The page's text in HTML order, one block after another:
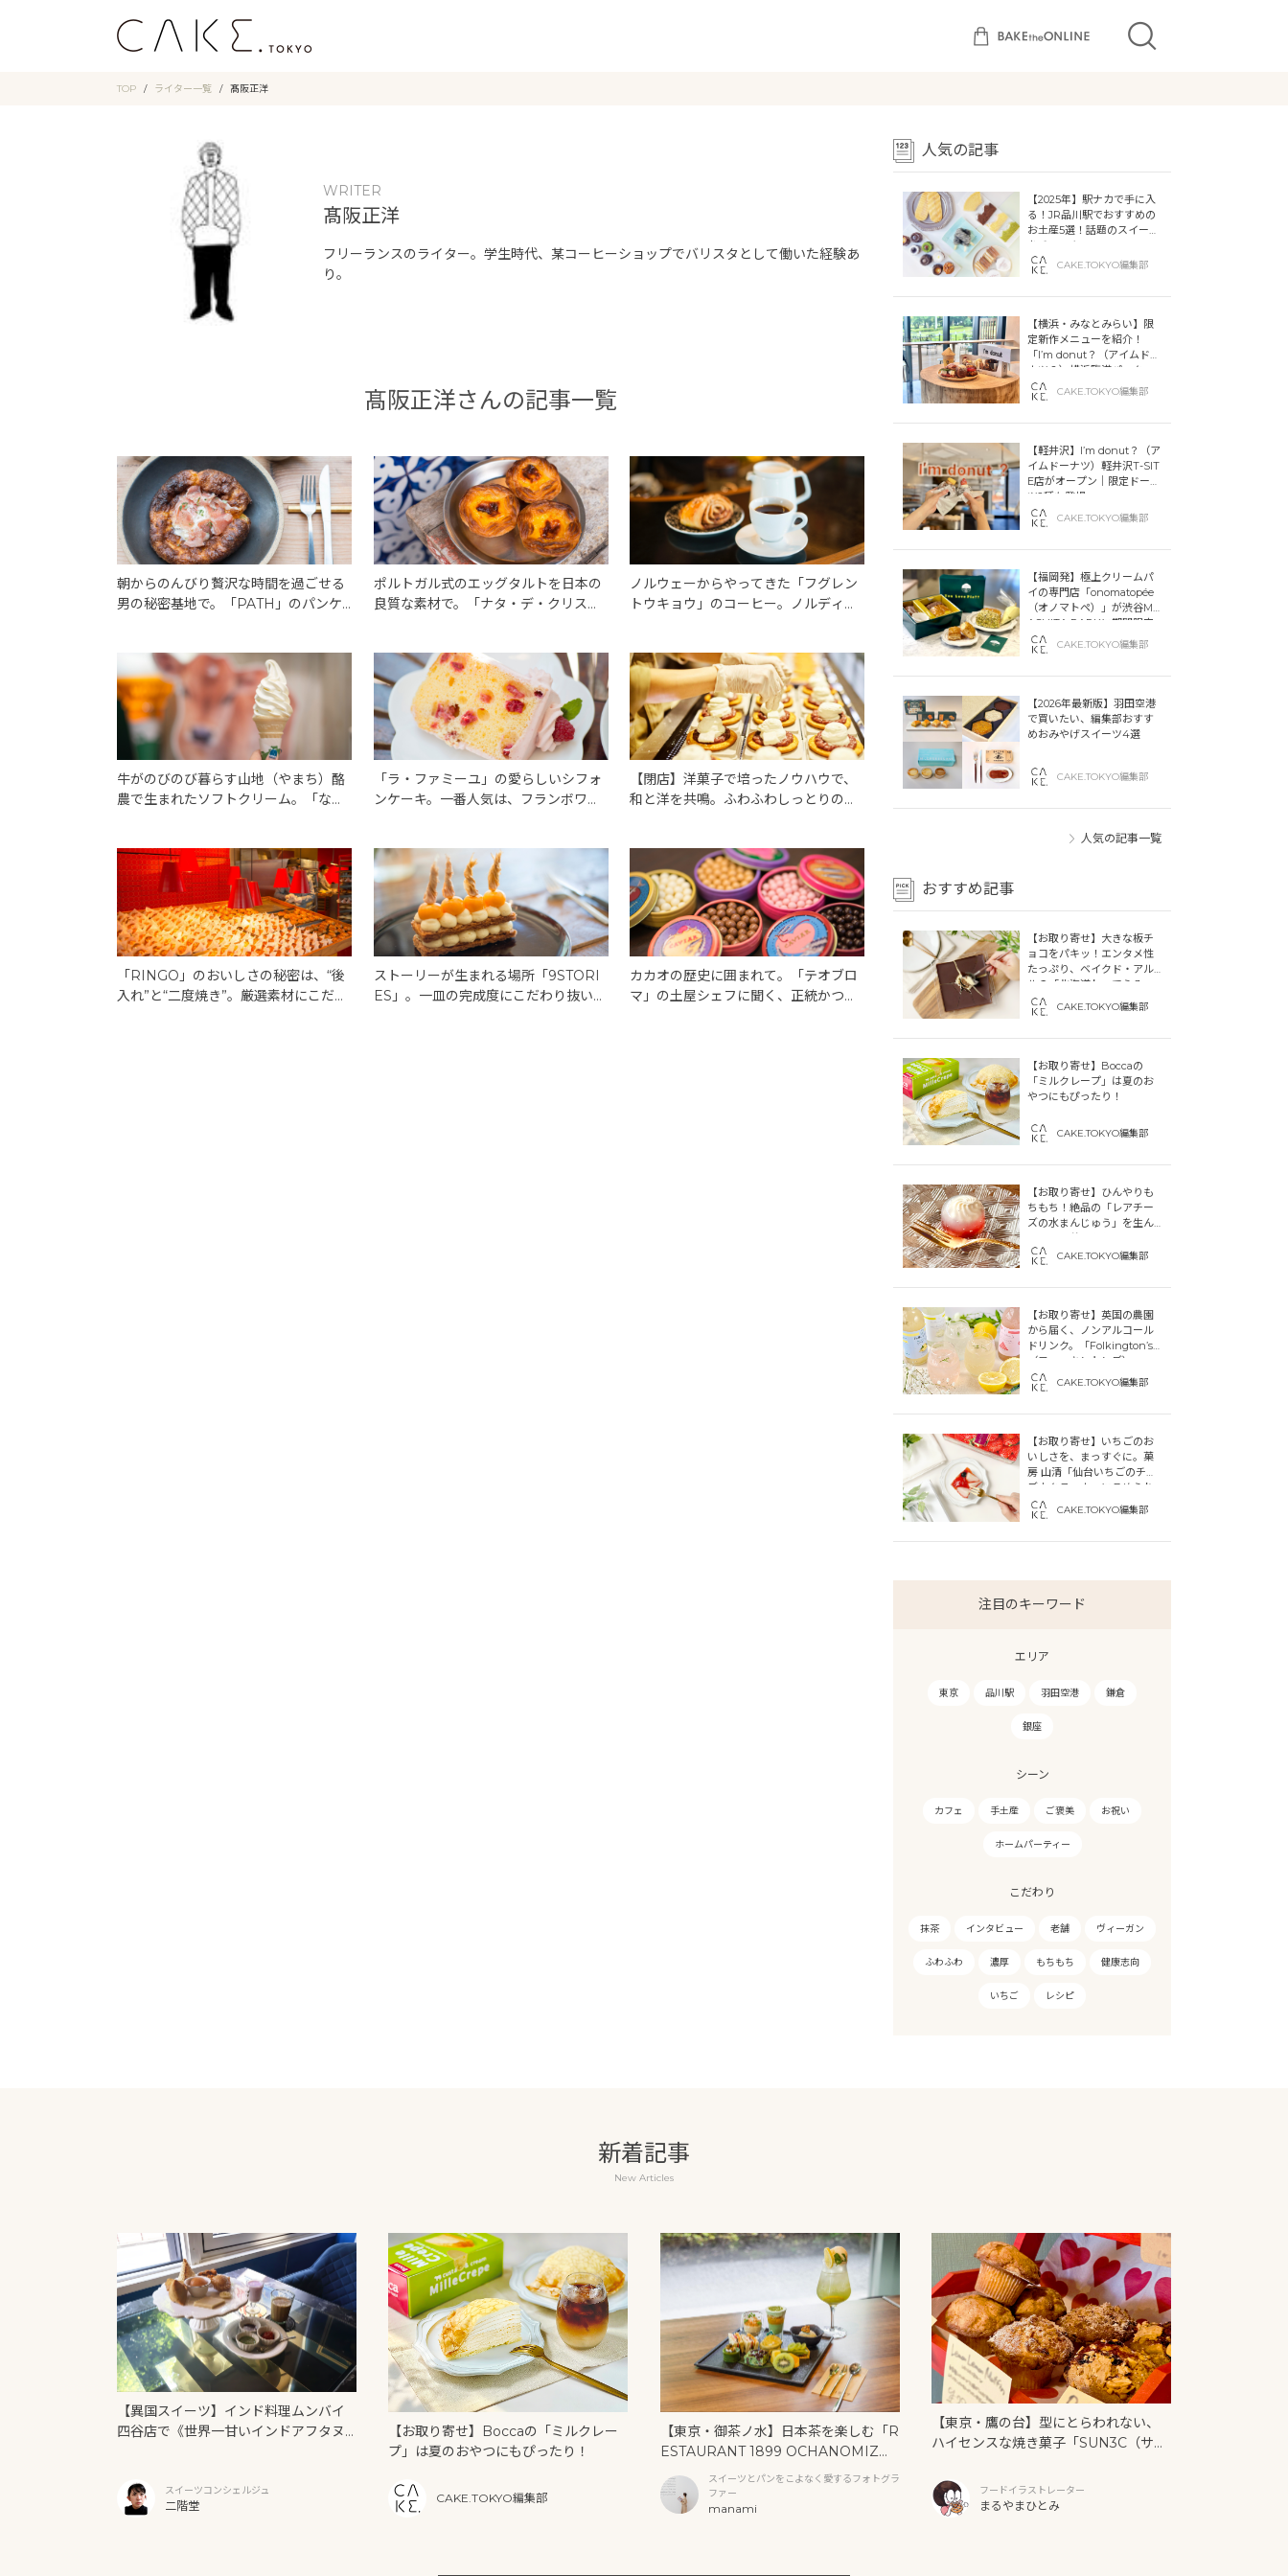
TOP ライター一覧 髙阪正洋
WRITER
髙阪正洋
フリーランスのライター。学生時代、某コーヒーショップでバリスタとして働いた経験あ
り。
髙阪正洋さんの記事一覧
朝からのんびり贅沢な時間を過ごせる
男の秘密基地で。「PATH」のパンケ
ポルトガル式のエッグタルトを日本の
良質な素材で。「ナタ・デ・クリスチ
ノルウェーからやってきた「フグレン
トウキョウ」のコーヒー。ノルディッ
牛がのびのび暮らす山地（やまち）酪
農で生まれたソフトクリーム。「なか
「ラ・ファミーユ」の愛らしいシフォ
ンケーキ。一番人気は、フランボワー
【閉店】洋菓子で培ったノウハウで、
和と洋を共鳴。ふわふわしっとりの新
「RINGO」のおいしさの秘密は、“後
入れ”と“二度焼き”。厳選素材にこだわ
ストーリーが生まれる場所「9STORI
ES」。一皿の完成度にこだわり抜い
カカオの歴史に囲まれて。「テオブロ
マ」の土屋シェフに聞く、正統かつ型
人気の記事
【2025年】駅ナカで手に入
る！JR品川駅でおすすめの
お土産5選！話題のスイーツ
をチェック
CAKE.TOKYO編集部
【横浜・みなとみらい】限
定新作メニューを紹介！
「I’m donut？（アイムドー
ナツ？）横浜臨港パーク」
「dacō（ダコー）横浜臨港
パーク」横浜ティンバーワ
CAKE.TOKYO編集部
【軽井沢】I’m donut？（ア
イムドーナツ）軽井沢T-SIT
E店がオープン｜限定ドーナ
ツ2種も登場
CAKE.TOKYO編集部
【福岡発】極上クリームパ
イの専門店「onomatopée
（オノマトペ）」が渋谷MIY
ASHITA PARKに期間限定
オープン！CAKE.TOKYO編集部
【2026年最新版】羽田空港
で買いたい、編集部おすす
めおみやげスイーツ4選
CAKE.TOKYO編集部
人気の記事一覧
おすすめ記事
【お取り寄せ】大きな板チ
ョコをパキッ！エンタメ性
たっぷり、ベイクド・アル
ルの「北海道わってらみ
す」
CAKE.TOKYO編集部
【お取り寄せ】Boccaの
「ミルクレープ」は夏のお
やつにもぴったり！
CAKE.TOKYO編集部
【お取り寄せ】ひんやりも
ちもち！絶品の「レアチー
ズの水まんじゅう」を生ん
だ「中津菓子かねい」のス
トーリーCAKE.TOKYO編集部
【お取り寄せ】英国の農園
から届く、ノンアルコール
ドリンク。「Folkington’s
（フォーキントンズ）」
CAKE.TOKYO編集部
【お取り寄せ】いちごのお
いしさを、まっすぐに。菓
房 山清「仙台いちごのチー
ズカタラーナ」にこめられ
た宮城への想い
CAKE.TOKYO編集部
注目のキーワード
エリア
東京 品川駅 羽田空港 鎌倉
銀座
シーン
カフェ 手土産 ご褒美 お祝い
ホームパーティー
こだわり
抹茶 インタビュー 老舗 ヴィーガン
ふわふわ 濃厚 もちもち 健康志向
いちご レシピ
新着記事
New Articles
【異国スイーツ】インド料理ムンバイ
四谷店で《世界一甘いインドアフタヌ
スイーツコンシェルジュ
二階堂
【お取り寄せ】Boccaの「ミルクレー
プ」は夏のおやつにもぴったり！
CAKE.TOKYO編集部
【東京・御茶ノ水】日本茶を楽しむ「R
ESTAURANT 1899 OCHANOMIZ
U」の抹茶アフタヌーンティーと新作ク
リームソーダ
スイーツとパンをこよなく愛するフォトグラ
ファー
manami
【東京・鷹の台】型にとらわれない、
ハイセンスな焼き菓子「SUN3C（サン
フードイラストレーター
まるやまひとみ